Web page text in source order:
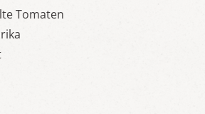
Tomaten